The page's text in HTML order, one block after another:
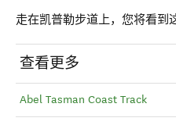
走在凯普勒步道上，您将看到
查看更多
Abel Tasman Coast Track